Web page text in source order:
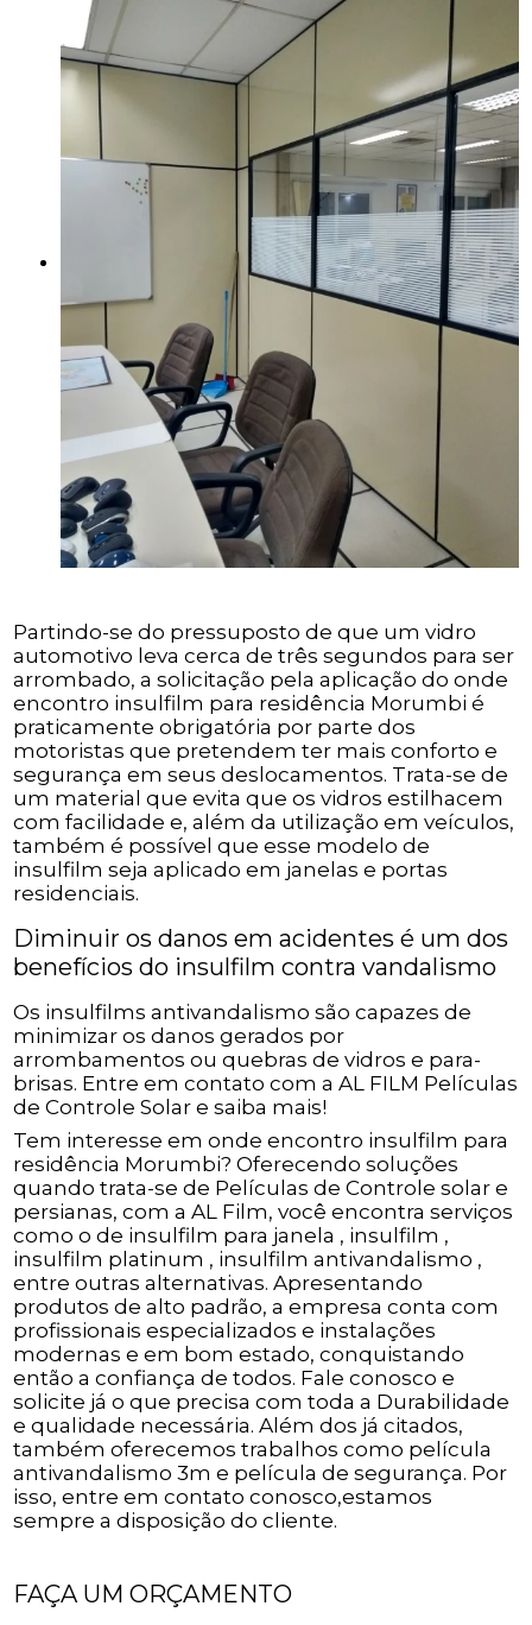
Partindo-se do pressuposto de que um vidro
automotivo leva cerca de três segundos para ser
arrombado, a solicitação pela aplicação do onde
encontro insulfilm para residência Morumbi é
praticamente obrigatória por parte dos
motoristas que pretendem ter mais conforto e
segurança em seus deslocamentos. Trata-se de
um material que evita que os vidros estilhacem
com facilidade e, além da utilização em veículos,
também é possível que esse modelo de
insulfilm seja aplicado em janelas e portas
residenciais.
Diminuir os danos em acidentes é um dos
benefícios do insulfilm contra vandalismo
Os insulfilms antivandalismo são capazes de
minimizar os danos gerados por
arrombamentos ou quebras de vidros e para-
brisas. Entre em contato com a AL FILM Películas
de Controle Solar e saiba mais!
Tem interesse em onde encontro insulfilm para
residência Morumbi? Oferecendo soluções
quando trata-se de Películas de Controle solar e
persianas, com a AL Film, você encontra serviços
como o de insulfilm para janela , insulfilm ,
insulfilm platinum , insulfilm antivandalismo ,
entre outras alternativas. Apresentando
produtos de alto padrão, a empresa conta com
profissionais especializados e instalações
modernas e em bom estado, conquistando
então a confiança de todos. Fale conosco e
solicite já o que precisa com toda a Durabilidade
e qualidade necessária. Além dos já citados,
também oferecemos trabalhos como película
antivandalismo 3m e película de segurança. Por
isso, entre em contato conosco,estamos
sempre a disposição do cliente.
FAÇA UM ORÇAMENTO